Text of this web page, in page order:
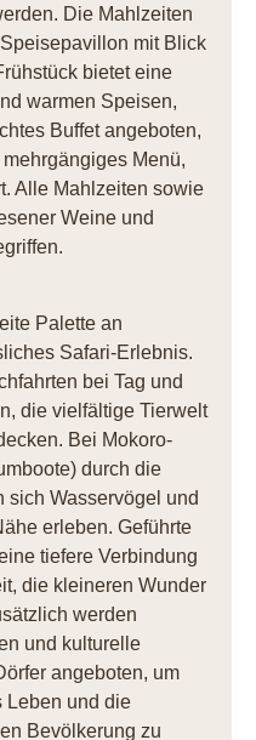
Die Mahlzeiten
mit Blick
bietet eine
warmen Speisen,
Buffet angeboten,
Menü,
Alle Mahlzeiten sowie
Weine und
Palette an
Safari-Erlebnis.
bei Tag und
die vielfältige Tierwelt
Bei Mokoro-
durch die
sich Wasservögel und
erleben. Geführte
tiefere Verbindung
die kleineren Wunder
werden
und kulturelle
angeboten, um
Leben und die
Bevölkerung zu